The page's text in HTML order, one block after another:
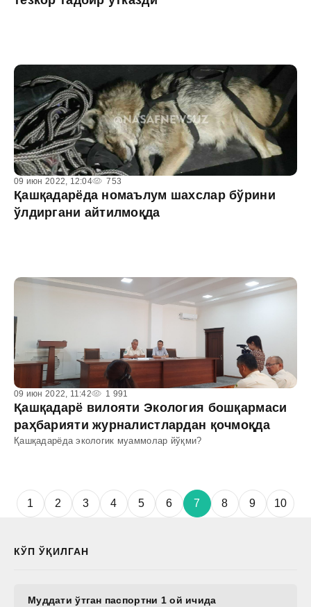
09 июн 2022, 12:04 753
Қашқадарёда номаълум шахслар бўрини
ўлдиргани айтилмоқда
09 июн 2022, 11:42 1 991
Қашқадарё вилояти Экология бошқармаси
раҳбарияти журналистлардан қочмоқда
Қашқадарёда экологик муаммолар йўқми?
1 2 3 4 5 6 7 8 9 10
КЎП ЎҚИЛГАН
Муддати ўтган паспортни 1 ой ичида